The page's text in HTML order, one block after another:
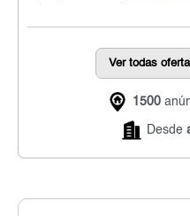
Ver todas
1500
Desde